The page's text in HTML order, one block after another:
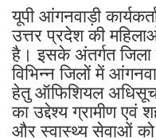
यूपी आंगनवाड़ी
उत्तर प्रदेश की
है। इसके अंतर्गत जिला
विभिन्न जिलों में
हेतु ऑफिशियल
का उद्देश्य ग्रामीण एवं
और स्वास्थ्य सेवाओं